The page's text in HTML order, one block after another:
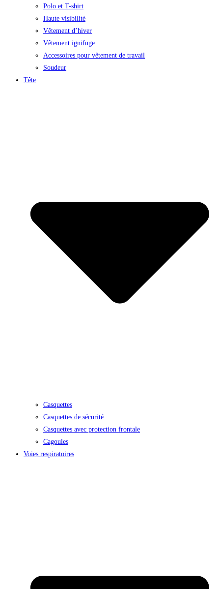
Polo et T-shirt
Haute visibilité
Vêtement d’hiver
Vêtement ignifuge
Accessoires pour vêtement de travail
Soudeur
Tête
Casquettes
Casquettes de sécurité
Casquettes avec protection frontale
Cagoules
Voies respiratoires